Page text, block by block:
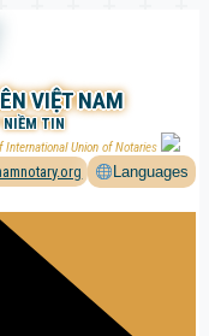
VIỆT NAM
TIN
International Union of Notaries
Languages